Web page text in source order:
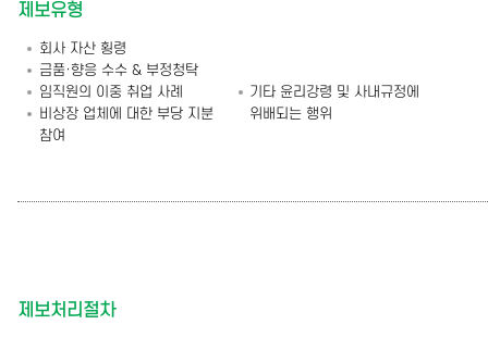
제보유형
회사 자산 횡령
금품·향응 수수 & 부정청탁
임직원의 이중 취업 사례
비상장 업체에 대한 부당 지분
참여
기타 윤리강령 및 사내규정에
위배되는 행위
제보처리절차